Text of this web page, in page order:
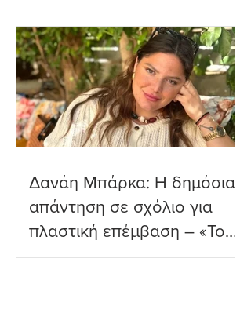
Δανάη Μπάρκα: Η δημόσια
απάντηση σε σχόλιο για
πλαστική επέμβαση – «Το
ωραιότερο σχόλιο που